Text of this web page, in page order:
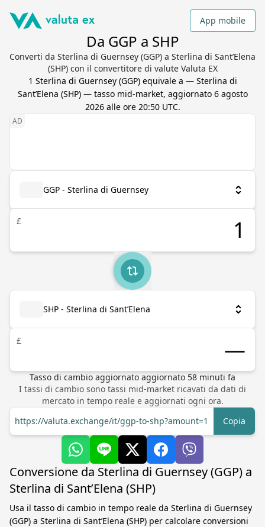
App mobile
Da GGP a SHP
Converti da Sterlina di Guernsey (GGP) a Sterlina di Sant’Elena
(SHP) con il convertitore di valute Valuta EX
1 Sterlina di Guernsey(GGP) equivale a — Sterlina di
Sant’Elena (SHP) — tasso mid-market, aggiornato 6 agosto
2026 alle ore 20:50 UTC.
GGP - Sterlina di Guernsey
£
SHP - Sterlina di Sant’Elena
£
Tasso di cambio aggiornato aggiornato 58 minuti fa
I tassi di cambio sono tassi mid-market ricavati da dati di
mercato in tempo reale e aggiornati ogni ora.
https://valuta.exchange/it/ggp-to-shp?amount=1
Copia
Conversione da Sterlina di Guernsey (GGP) a
Sterlina di Sant’Elena (SHP)
Usa il tasso di cambio in tempo reale da Sterlina di Guernsey
(GGP) a Sterlina di Sant’Elena (SHP) per calcolare conversioni